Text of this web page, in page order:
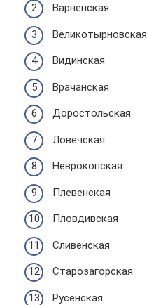
Варненская
Великотырновская
Видинская
Врачанская
Доростольская
Ловечская
Неврокопская
Плевенская
Пловдивская
Сливенская
Старозагорская
Русенская